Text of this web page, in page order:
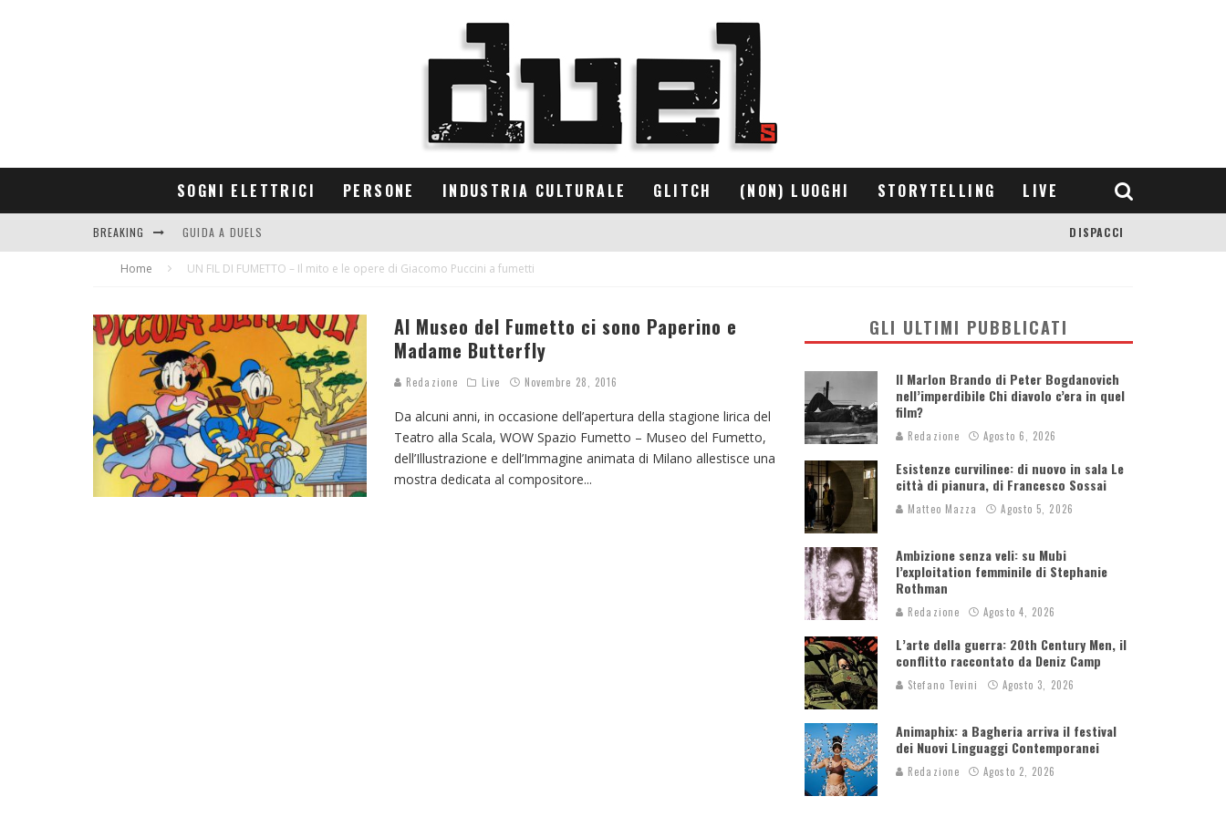
SOGNI ELETTRICI PERSONE INDUSTRIA CULTURALE GLITCH (NON) LUOGHI STORYTELLING LIVE
BREAKING GUIDA A DUELS
CONTRIBUTORS
DISPACCI
Home UN FIL DI FUMETTO – Il mito e le opere di Giacomo Puccini a fumetti
Al Museo del Fumetto ci sono Paperino e
Madame Butterfly
Redazione Live Novembre 28, 2016
Da alcuni anni, in occasione dell’apertura della stagione lirica del
Teatro alla Scala, WOW Spazio Fumetto – Museo del Fumetto,
dell’Illustrazione e dell’Immagine animata di Milano allestisce una
mostra dedicata al compositore...
GLI ULTIMI PUBBLICATI
Il Marlon Brando di Peter Bogdanovich
nell’imperdibile Chi diavolo c’era in quel
film?
Redazione Agosto 6, 2026
Esistenze curvilinee: di nuovo in sala Le
città di pianura, di Francesco Sossai
Matteo Mazza Agosto 5, 2026
Ambizione senza veli: su Mubi
l’exploitation femminile di Stephanie
Rothman
Redazione Agosto 4, 2026
L’arte della guerra: 20th Century Men, il
conflitto raccontato da Deniz Camp
Stefano Tevini Agosto 3, 2026
Animaphix: a Bagheria arriva il festival
dei Nuovi Linguaggi Contemporanei
Redazione Agosto 2, 2026